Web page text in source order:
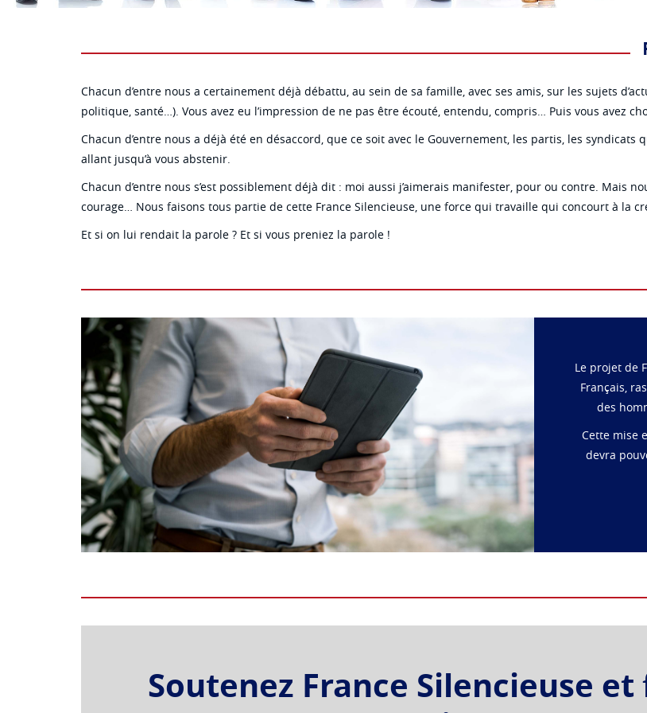
Chacun d’entre nous a certainement déjà débattu, au sein de sa famille, avec ses amis, sur les sujets
politique, santé…). Vous avez eu l’impression de ne pas être écouté, entendu, compris… Puis vous avez
Chacun d’entre nous a déjà été en désaccord, que ce soit avec le Gouvernement, les partis, les
allant jusqu’à vous abstenir.
Chacun d’entre nous s’est possiblement déjà dit : moi aussi j’aimerais manifester, pour ou contre. Mais
courage… Nous faisons tous partie de cette France Silencieuse, une force qui travaille qui concourt à la
Et si on lui rendait la parole ? Et si vous preniez la parole !
Le projet de
Français,
des
Cette mise
devra
Soutenez France Silencieuse